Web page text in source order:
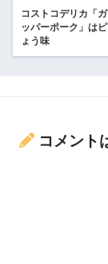
コストコデリカ「
ッパーポーク」は
ょう味
コメント